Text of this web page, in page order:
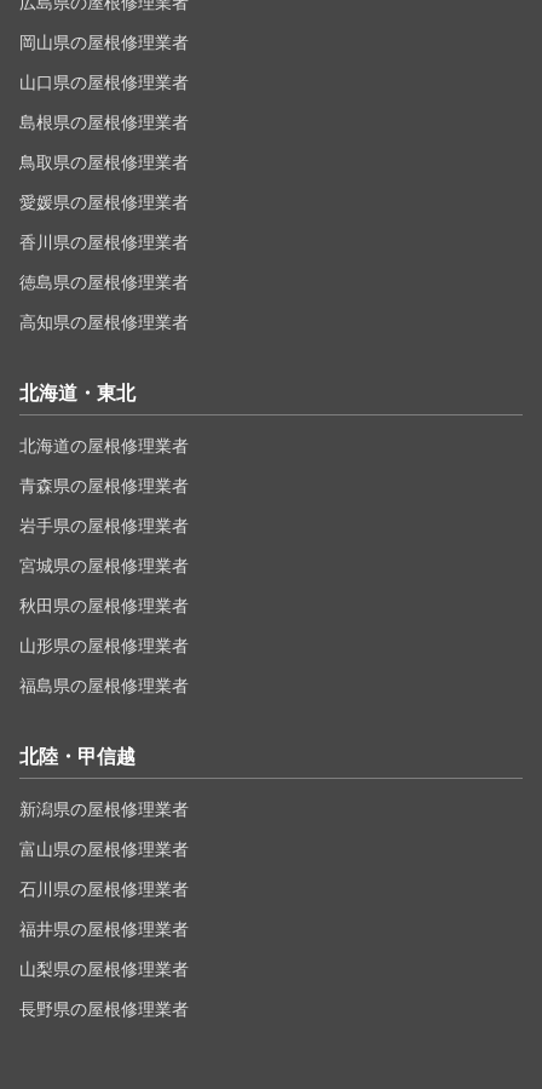
岡山県の屋根修理業者
山口県の屋根修理業者
島根県の屋根修理業者
鳥取県の屋根修理業者
愛媛県の屋根修理業者
香川県の屋根修理業者
徳島県の屋根修理業者
高知県の屋根修理業者
北海道・東北
北海道の屋根修理業者
青森県の屋根修理業者
岩手県の屋根修理業者
宮城県の屋根修理業者
秋田県の屋根修理業者
山形県の屋根修理業者
福島県の屋根修理業者
北陸・甲信越
新潟県の屋根修理業者
富山県の屋根修理業者
石川県の屋根修理業者
福井県の屋根修理業者
山梨県の屋根修理業者
長野県の屋根修理業者